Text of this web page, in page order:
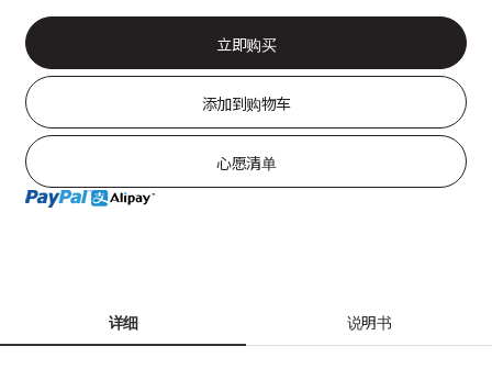
立即购买
添加到购物车
心愿清单
详细 说明书